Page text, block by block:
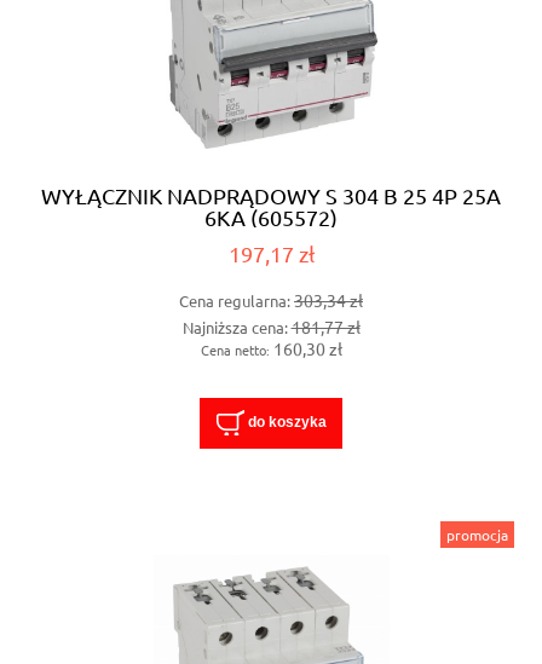
WYŁĄCZNIK NADPRĄDOWY S 304 B 25 4P 25A
6KA (605572)
197,17 zł
Cena regularna:303,34 zł
Najniższa cena:181,77 zł
Cena netto: 160,30 zł
do koszyka
promocja